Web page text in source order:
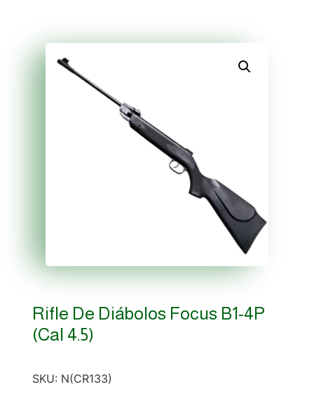
Rifle De Diábolos Focus B1-4P
(Cal 4.5)
SKU: N(CR133)